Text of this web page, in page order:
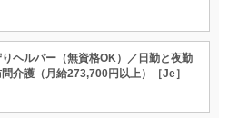
りヘルパー（無資格OK）／日勤と夜勤
介護（月給273,700円以上）［Je］